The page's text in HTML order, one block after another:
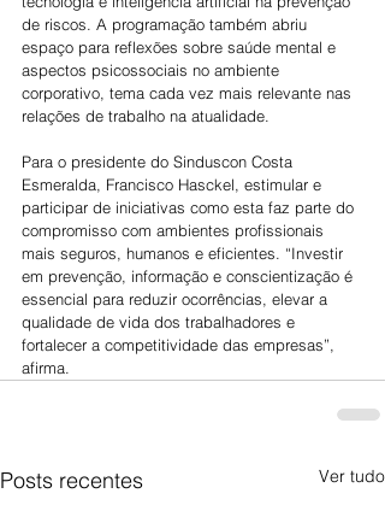
de riscos. A programação também abriu
espaço para reflexões sobre saúde mental e
aspectos psicossociais no ambiente
corporativo, tema cada vez mais relevante nas
relações de trabalho na atualidade.
Para o presidente do Sinduscon Costa
Esmeralda, Francisco Hasckel, estimular e
participar de iniciativas como esta faz parte do
compromisso com ambientes profissionais
mais seguros, humanos e eficientes. “Investir
em prevenção, informação e conscientização é
essencial para reduzir ocorrências, elevar a
qualidade de vida dos trabalhadores e
fortalecer a competitividade das empresas”,
afirma.
Posts recentes Ver tudo